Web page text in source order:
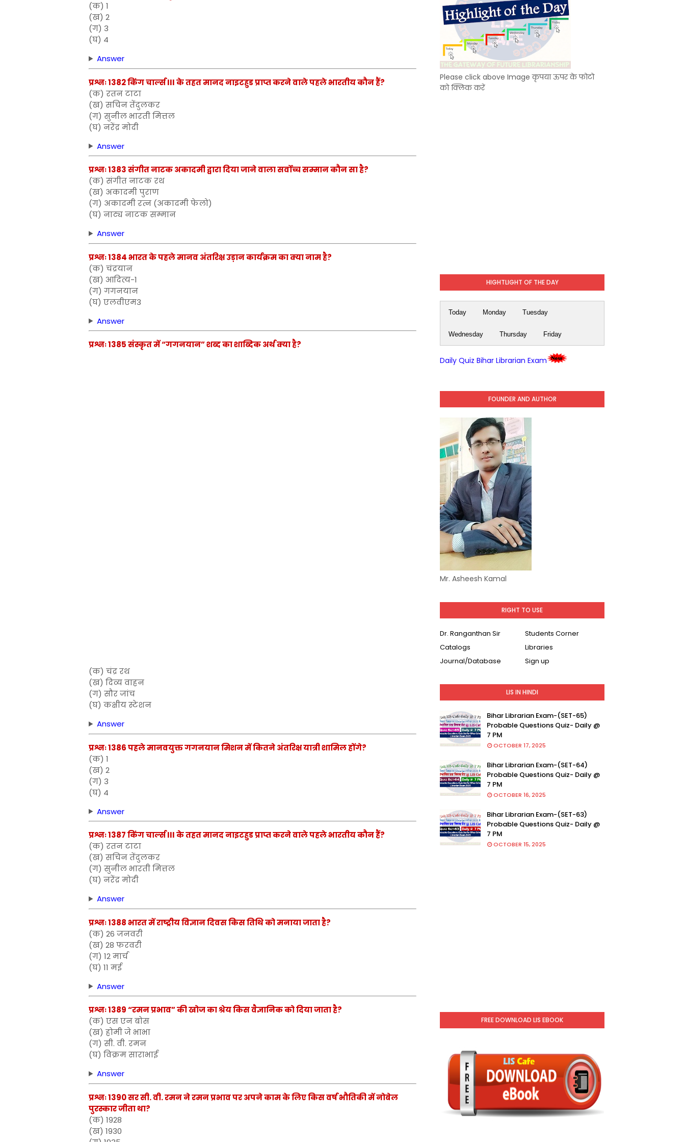
(क) 1
(ख) 2
(ग) 3
(घ) 4
Answer
प्रश्नः 1382 किंग चार्ल्स III के तहत मानद नाइटहुड प्राप्त करने वाले पहले भारतीय कौन हैं?
(क) रतन टाटा
(ख) सचिन तेंदुलकर
(ग) सुनील भारती मित्तल
(घ) नरेंद्र मोदी
Answer
प्रश्नः 1383 संगीत नाटक अकादमी द्वारा दिया जाने वाला सर्वोच्च सम्मान कौन सा है?
(क) संगीत नाटक रथ
(ख) अकादमी पुराण
(ग) अकादमी रत्न (अकादमी फेलो)
(घ) नाट्य नाटक सम्मान
Answer
प्रश्नः 1384 भारत के पहले मानव अंतरिक्ष उड़ान कार्यक्रम का क्या नाम है?
(क) चंद्रयान
(ख) आदित्य-1
(ग) गगनयान
(घ) एलवीएम3
Answer
प्रश्नः 1385 संस्कृत में “गगनयान” शब्द का शाब्दिक अर्थ क्या है?
(क) चंद्र रथ
(ख) दिव्य वाहन
(ग) सौर जांच
(घ) कक्षीय स्टेशन
Answer
प्रश्नः 1386 पहले मानवयुक्त गगनयान मिशन में कितने अंतरिक्ष यात्री शामिल होंगे?
(क) 1
(ख) 2
(ग) 3
(घ) 4
Answer
प्रश्नः 1387 किंग चार्ल्स III के तहत मानद नाइटहुड प्राप्त करने वाले पहले भारतीय कौन हैं?
(क) रतन टाटा
(ख) सचिन तेंदुलकर
(ग) सुनील भारती मित्तल
(घ) नरेंद्र मोदी
Answer
प्रश्नः 1388 भारत में राष्ट्रीय विज्ञान दिवस किस तिथि को मनाया जाता है?
(क) 26 जनवरी
(ख) 28 फरवरी
(ग) 12 मार्च
(घ) 11 मई
Answer
प्रश्नः 1389 “रमन प्रभाव” की खोज का श्रेय किस वैज्ञानिक को दिया जाता है?
(क) एस एन बोस
(ख) होमी जे भाभा
(ग) सी. वी. रमन
(घ) विक्रम साराभाई
Answer
प्रश्नः 1390 सर सी. वी. रमन ने रमन प्रभाव पर अपने काम के लिए किस वर्ष भौतिकी में नोबेल
पुरस्कार जीता था?
(क) 1928
(ख) 1930
Please click above Image कृपया ऊपर के फोटो
को क्लिक करें
HIGHTLIGHT OF THE DAY
Today Monday Tuesday
Wednesday Thursday Friday
Daily Quiz Bihar Librarian Exam
FOUNDER AND AUTHOR
Mr. Asheesh Kamal
RIGHT TO USE
Dr. Ranganthan Sir
Students Corner
Catalogs
Libraries
Journal/Database
Sign up
LIS IN HINDI
Bihar Librarian Exam-(SET-65)
Probable Questions Quiz- Daily @
7 PM
OCTOBER 17, 2025
Bihar Librarian Exam-(SET-64)
Probable Questions Quiz- Daily @
7 PM
OCTOBER 16, 2025
Bihar Librarian Exam-(SET-63)
Probable Questions Quiz- Daily @
7 PM
OCTOBER 15, 2025
FREE DOWNLOAD LIS EBOOK